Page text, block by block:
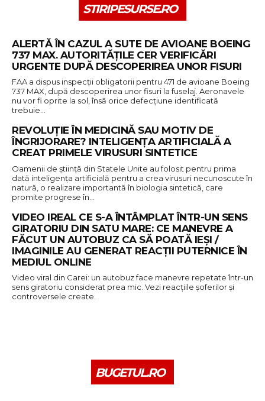
STIRIPESURSE.RO
ALERTĂ ÎN CAZUL A SUTE DE AVIOANE BOEING
737 MAX. AUTORITĂȚILE CER VERIFICĂRI
URGENTE DUPĂ DESCOPERIREA UNOR FISURI
FAA a dispus inspecții obligatorii pentru 471 de avioane Boeing
737 MAX, după descoperirea unor fisuri la fuselaj. Aeronavele
nu vor fi oprite la sol, însă orice defecțiune identificată
trebuie…
REVOLUȚIE ÎN MEDICINĂ SAU MOTIV DE
ÎNGRIJORARE? INTELIGENȚA ARTIFICIALĂ A
CREAT PRIMELE VIRUSURI SINTETICE
Oamenii de știință din Statele Unite au folosit pentru prima
dată inteligența artificială pentru a crea virusuri necunoscute în
natură, o realizare importantă în biologia sintetică, care
promite progrese în…
VIDEO IREAL CE S-A ÎNTÂMPLAT ÎNTR-UN SENS
GIRATORIU DIN SATU MARE: CE MANEVRE A
FĂCUT UN AUTOBUZ CA SĂ POATĂ IEȘI /
IMAGINILE AU GENERAT REACȚII PUTERNICE ÎN
MEDIUL ONLINE
Video viral din Carei: un autobuz face manevre repetate într-un
sens giratoriu considerat prea mic. Vezi reacțiile șoferilor și
controversele create.
BUGETUL.RO